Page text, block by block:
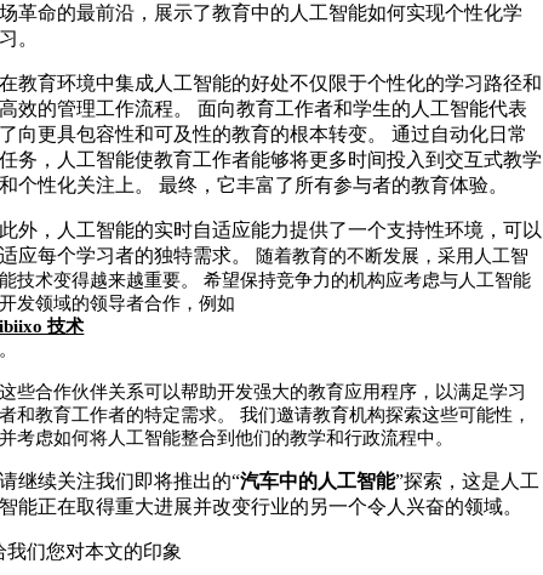
场革命的最前沿，展示了教育中的人工智能如何实现个性化学
习。
在教育环境中集成人工智能的好处不仅限于个性化的学习路径和
高效的管理工作流程。 面向教育工作者和学生的人工智能代表
了向更具包容性和可及性的教育的根本转变。 通过自动化日常
任务，人工智能使教育工作者能够将更多时间投入到交互式教学
和个性化关注上。 最终，它丰富了所有参与者的教育体验。
此外，人工智能的实时自适应能力提供了一个支持性环境，可以
适应每个学习者的独特需求。
随着教育的不断发展，采用人工智
能技术变得越来越重要。 希望保持竞争力的机构应考虑与人工智能
开发领域的领导者合作，例如
ibiixo 技术
。
这些合作伙伴关系可以帮助开发强大的教育应用程序，以满足学习
者和教育工作者的特定需求。我们邀请教育机构探索这些可能性，
并考虑如何将人工智能整合到他们的教学和行政流程中。
请继续关注我们即将推出的“汽车中的人工智能”探索，这是人工
智能正在取得重大进展并改变行业的另一个令人兴奋的领域。
我们您对本文的印象